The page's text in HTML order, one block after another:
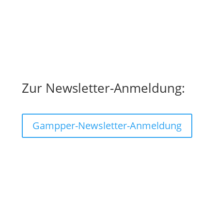
Zur Newsletter-Anmeldung:
Gampper-Newsletter-Anmeldung